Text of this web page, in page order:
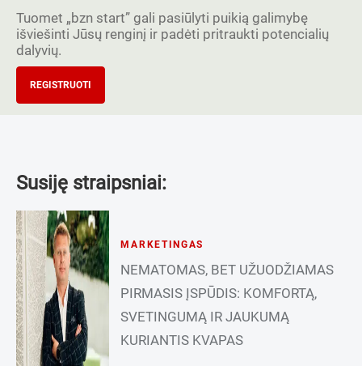
Tuomet „bzn start” gali pasiūlyti puikią galimybę
išviešinti Jūsų renginį ir padėti pritraukti potencialių
dalyvių.
REGISTRUOTI
Susiję straipsniai:
MARKETINGAS
NEMATOMAS, BET UŽUODŽIAMAS
PIRMASIS ĮSPŪDIS: KOMFORTĄ,
SVETINGUMĄ IR JAUKUMĄ
KURIANTIS KVAPAS